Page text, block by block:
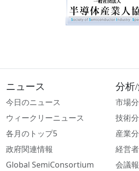
ニュース
今日のニュース
ウィークリーニュース
各月のトップ5
政府関連情報
Global SemiConsortium
分析
市場
技術
産業
経営
会議